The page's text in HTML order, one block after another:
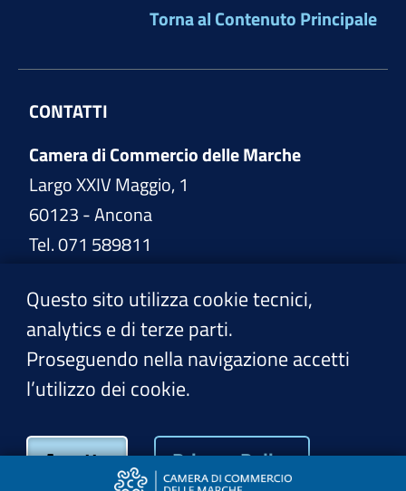
Torna al Contenuto Principale
CONTATTI
Camera di Commercio delle Marche
Largo XXIV Maggio, 1
60123 - Ancona
Tel. 071 589811
www.marche.camcom.it
PEC:cciaa@pec.marche.camcom.it
Questo sito utilizza cookie tecnici,
analytics e di terze parti.
Proseguendo nella navigazione accetti
l’utilizzo dei cookie.
Accetto Privacy Policy